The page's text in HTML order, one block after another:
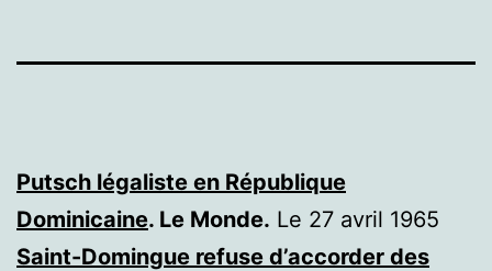
Putsch légaliste en République
Dominicaine. Le Monde. Le 27 avril 1965
Saint-Domingue refuse d’accorder des